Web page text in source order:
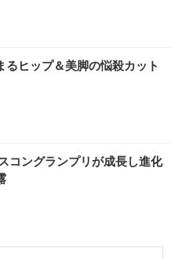
るヒップ＆美脚の悩殺カット
コングランプリが成長し進化